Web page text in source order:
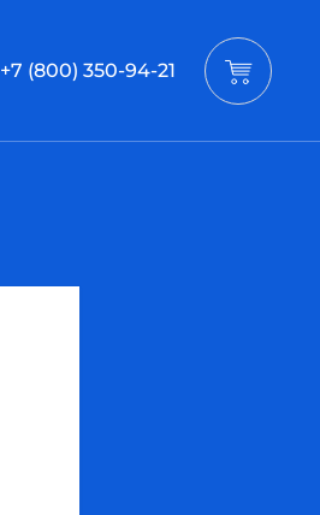
+7 (800) 350-94-21